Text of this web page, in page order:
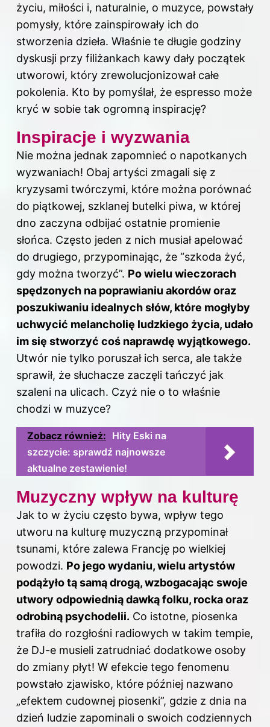
życiu, miłości i, naturalnie, o muzyce, powstały
pomysły, które zainspirowały ich do
stworzenia dzieła. Właśnie te długie godziny
dyskusji przy filiżankach kawy dały początek
utworowi, który zrewolucjonizował całe
pokolenia. Kto by pomyślał, że espresso może
kryć w sobie tak ogromną inspirację?
Inspiracje i wyzwania
Nie można jednak zapomnieć o napotkanych
wyzwaniach! Obaj artyści zmagali się z
kryzysami twórczymi, które można porównać
do piątkowej, szklanej butelki piwa, w której
dno zaczyna odbijać ostatnie promienie
słońca. Często jeden z nich musiał apelować
do drugiego, przypominając, że “szkoda żyć,
gdy można tworzyć”. Po wielu wieczorach
spędzonych na poprawianiu akordów oraz
poszukiwaniu idealnych słów, które mogłyby
uchwycić melancholię ludzkiego życia, udało
im się stworzyć coś naprawdę wyjątkowego.
Utwór nie tylko poruszał ich serca, ale także
sprawił, że słuchacze zaczęli tańczyć jak
szaleni na ulicach. Czyż nie o to właśnie
chodzi w muzyce?
Zobacz również: Hity Eski na
szczycie: sprawdź najnowsze
aktualne zestawienie!
Muzyczny wpływ na kulturę
Jak to w życiu często bywa, wpływ tego
utworu na kulturę muzyczną przypominał
tsunami, które zalewa Francję po wielkiej
powodzi. Po jego wydaniu, wielu artystów
podążyło tą samą drogą, wzbogacając swoje
utwory odpowiednią dawką folku, rocka oraz
odrobiną psychodelii. Co istotne, piosenka
trafiła do rozgłośni radiowych w takim tempie,
że DJ-e musieli zatrudniać dodatkowe osoby
do zmiany płyt! W efekcie tego fenomenu
powstało zjawisko, które później nazwano
„efektem cudownej piosenki”, gdzie z dnia na
dzień ludzie zapominali o swoich codziennych